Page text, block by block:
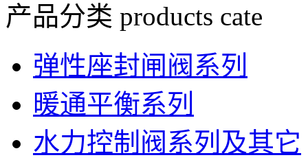
产品分类 products cate
弹性座封闸阀系列
暖通平衡系列
水力控制阀系列及其它